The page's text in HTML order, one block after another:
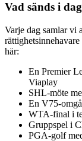
Vad sänds i
Varje dag samlar vi
här:
En Premier
Viaplay
SHL-möte
En V75-
WTA-final i
Gruppspel i
PGA-golf